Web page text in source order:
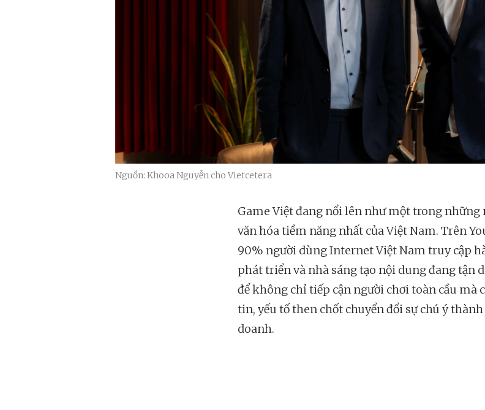
Nguồn: Khooa Nguyễn cho Vietcetera
Game Việt đang nổi lên như một trong những
văn hóa tiềm năng nhất của Việt Nam. Trên
90% người dùng Internet Việt Nam truy cập
phát triển và nhà sáng tạo nội dung đang tận
để không chỉ tiếp cận người chơi toàn cầu mà
tin, yếu tố then chốt chuyển đổi sự chú ý
doanh.